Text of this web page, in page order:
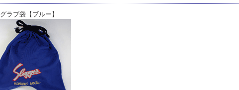
グラブ袋【ブルー】